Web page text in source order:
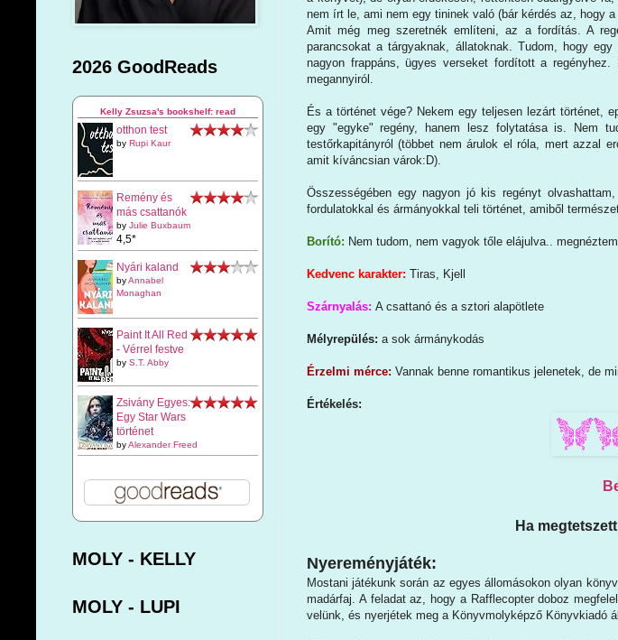
nem írt le, ami nem egy tininek való (bár kérdés az, hogy
Amit még meg szeretnék említeni, az a fordítás. A
parancsokat a tárgyaknak, állatoknak. Tudom, hogy
nagyon frappáns, ügyes verseket fordított a
megannyiról.
És a történet vége? Nekem egy teljesen lezárt történet,
egy "egyke" regény, hanem lesz folytatása is. Nem
testőrkapitányról (többet nem árulok el róla, mert azzal
amit kíváncsian várok:D).
Összességében egy nagyon jó kis regényt
fordulatokkal és ármányokkal teli történet, amiből
Borító: Nem tudom, nem vagyok tőle elájulva..
Kedvenc karakter: Tiras, Kjell
Szárnyalás: A csattanó és a sztori alapötlete
Mélyrepülés: a sok ármánykodás
Érzelmi mérce: Vannak benne romantikus jelenetek, de
Értékelés:
Ha
Nyereményjáték:
Mostani játékunk során az egyes állomásokon olyan
madárfaj. A feladat az, hogy a Rafflecopter doboz
velünk, és nyerjétek meg a Könyvmolyképző Könyvkiadó
2026 GoodReads
Kelly Zsuzsa's bookshelf: read
otthon test
by Rupi Kaur
Remény és
más csattanók
by Julie Buxbaum
4,5*
Nyári kaland
byAnnabel
Monaghan
Paint It All Red
- Vérrel festve
by S.T. Abby
Zsivány Egyes:
Egy Star Wars
történet
byAlexander Freed
MOLY - KELLY
MOLY - LUPI